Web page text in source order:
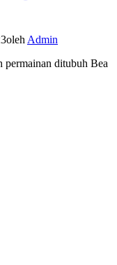
oleh Admin
ditubuh Bea